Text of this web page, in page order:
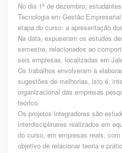
No dia 1º de dezembro,
Tecnologia em Gestão
etapa do curso: a apresentação
Na data, expuseram os estudos
semestre, relacionados ao
seis empresas, localizadas em
Os trabalhos envolveram a
sugestões de melhorias, isto é,
organizacional das empresas
teórico.
Os projetos integradores são
interdisciplinares realizados em
do curso, em empresas reais,
objetivo de relacionar teoria e